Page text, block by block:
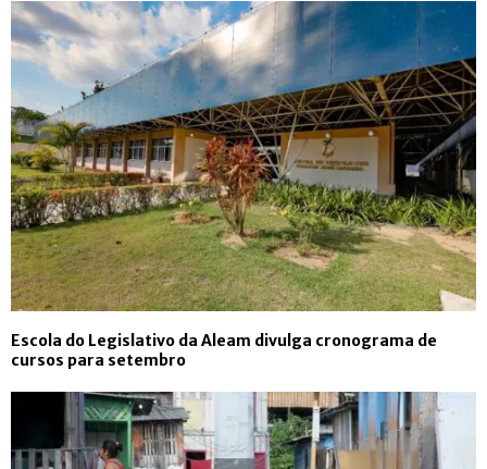
Escola do Legislativo da Aleam divulga cronograma de
cursos para setembro